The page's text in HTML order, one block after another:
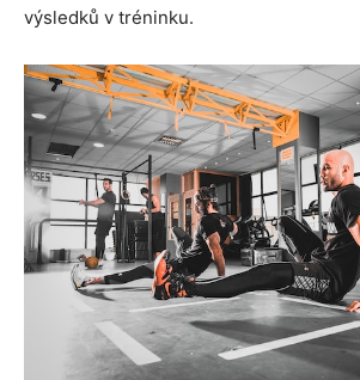
výsledků v tréninku.